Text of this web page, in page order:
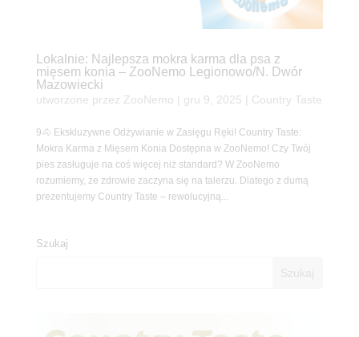
Lokalnie: Najlepsza mokra karma dla psa z
mięsem konia – ZooNemo Legionowo/N. Dwór
Mazowiecki
utworzone przez ZooNemo gru 9, 2025 Country Taste
9🐴 Ekskluzywne Odżywianie w Zasięgu Ręki! Country Taste:
Mokra Karma z Mięsem Konia Dostępna w ZooNemo! Czy Twój
pies zasługuje na coś więcej niż standard? W ZooNemo
rozumiemy, że zdrowie zaczyna się na talerzu. Dlatego z dumą
prezentujemy Country Taste – rewolucyjną...
Szukaj